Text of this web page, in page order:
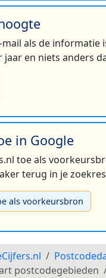
mail als de informatie
jaar en niets anders
in Google
toe als
terug in je
als voorkeursbron
postcodegebieden